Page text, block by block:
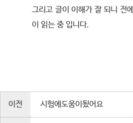
그리고 글이 이해가 잘 되니 전
이 읽는 중 입니다.
이전 시험에도움이됬어요